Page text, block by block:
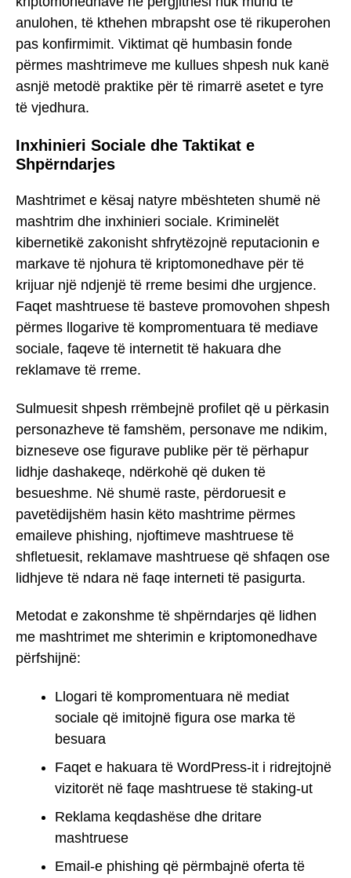
anulohen, të kthehen mbrapsht ose të rikuperohen
pas konfirmimit. Viktimat që humbasin fonde
përmes mashtrimeve me kullues shpesh nuk kanë
asnjë metodë praktike për të rimarrë asetet e tyre
të vjedhura.
Inxhinieri Sociale dhe Taktikat e
Shpërndarjes
Mashtrimet e kësaj natyre mbështeten shumë në
mashtrim dhe inxhinieri sociale. Kriminelët
kibernetikë zakonisht shfrytëzojnë reputacionin e
markave të njohura të kriptomonedhave për të
krijuar një ndjenjë të rreme besimi dhe urgjence.
Faqet mashtruese të basteve promovohen shpesh
përmes llogarive të kompromentuara të mediave
sociale, faqeve të internetit të hakuara dhe
reklamave të rreme.
Sulmuesit shpesh rrëmbejnë profilet që u përkasin
personazheve të famshëm, personave me ndikim,
bizneseve ose figurave publike për të përhapur
lidhje dashakeqe, ndërkohë që duken të
besueshme. Në shumë raste, përdoruesit e
pavetëdijshëm hasin këto mashtrime përmes
emaileve phishing, njoftimeve mashtruese të
shfletuesit, reklamave mashtruese që shfaqen ose
lidhjeve të ndara në faqe interneti të pasigurta.
Metodat e zakonshme të shpërndarjes që lidhen
me mashtrimet me shterimin e kriptomonedhave
përfshijnë:
Llogari të kompromentuara në mediat
sociale që imitojnë figura ose marka të
besuara
Faqet e hakuara të WordPress-it i ridrejtojnë
vizitorët në faqe mashtruese të staking-ut
Reklama keqdashëse dhe dritare
mashtruese
Email-e phishing që përmbajnë oferta të